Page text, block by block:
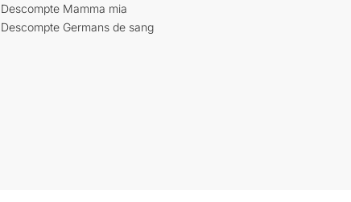
Descompte Mamma mia
Descompte Germans de sang